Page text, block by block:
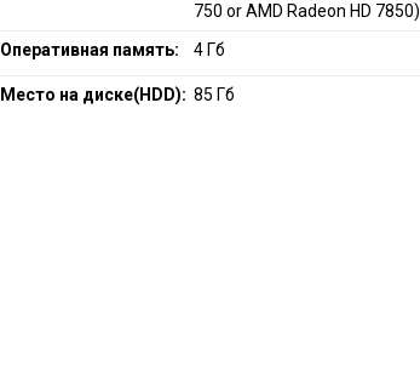
750 or AMD Radeon HD 7850)
Оперативная память:
4 Гб
Место на диске(HDD): 85 Гб